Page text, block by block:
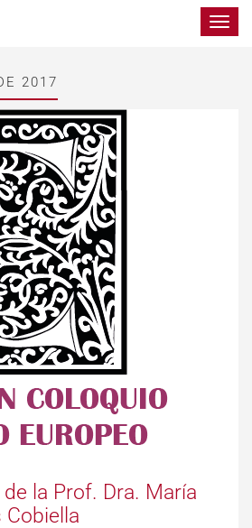
Toggle
2017
la Prof. Dra. María
Cobiella